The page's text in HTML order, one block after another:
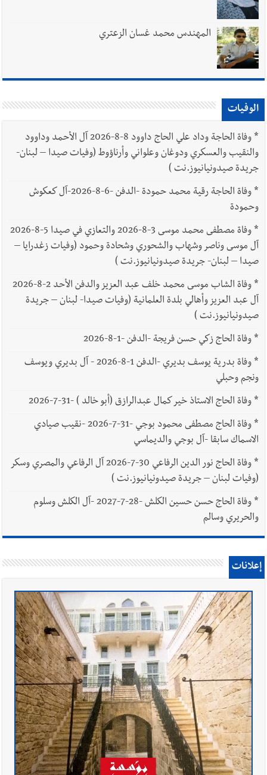
المهندس محمد غسان الزعتري
الوفيات
*
وفاة الحاجة وداد علي الحاج داوود 8-8-2026 آل الأحمد وداوود
والنقيب والعسكري ودوغان وعلواني وأرناؤوط (وفيات صيدا – لبنان-
جريدة صيدونيانيوز.نت )
*
وفاة الحاجة رقية محمد حمودة -الدفن -6-8-2026-آل كعكوش
وحمودة
*
وفاة مصطفى محمد موسى 3-8-2026 والتعازي في صيدا 5-8-2026
آل موسى وناصر وشهاب والشحوري وشحادة وحمود (وفيات زغدرايا –
صيدا – لبنان- جريدة صيدونيانيوز.نت )
*
وفاة الشاب موسى محمد خلف عبد العزيز والدفن الأحد 2-8-2026
آل عبد العزيز وأهالي بلدة العلمانية (وفيات صيدا- لبنان – جريدة
صيدونيانيوز.نت )
*وفاة الحاج زكي حسن فريجة -الدفن -1-8-2026
*
وفاة بدرية يوسف بديري -الدفن 1-8-2026 - آل بديري ويوسف
ونجم وحبلي
*وفاة الحاج الاستاذ خير كمال عبدالرازق (أبو خالد ) -31-7-2026
*
وفاة الحاج مصطفى محمود بوجي -31-7-2026 -نقيب صيادي
الاسماك سابقا -آل بوجي والديماسي
*
وفاة الحاج نور الدين الرفاعي 30-7-2026 آل الرفاعي والمصري وسكر
(وفيات لبنان – جريدة صيدونيانيوز.نت )
*
وفاة الحاج حسن حسين الكلش -28-7-2027 -آل الكلش وسلوم
والحريري وسالم
إعلانات